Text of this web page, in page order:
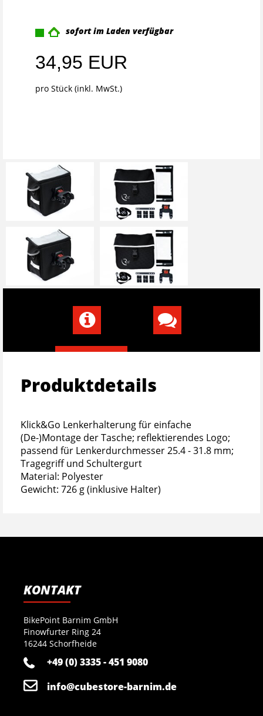
sofort im Laden verfügbar
34,95 EUR
pro Stück (inkl. MwSt.)
Produktdetails
Klick&Go Lenkerhalterung für einfache
(De-)Montage der Tasche; reflektierendes Logo;
passend für Lenkerdurchmesser 25.4 - 31.8 mm;
Tragegriff und Schultergurt
Material: Polyester
Gewicht: 726 g (inklusive Halter)
KONTAKT
BikePoint Barnim GmbH
Finowfurter Ring 24
16244 Schorfheide
+49 (0) 3335 - 451 9080
info@cubestore-barnim.de